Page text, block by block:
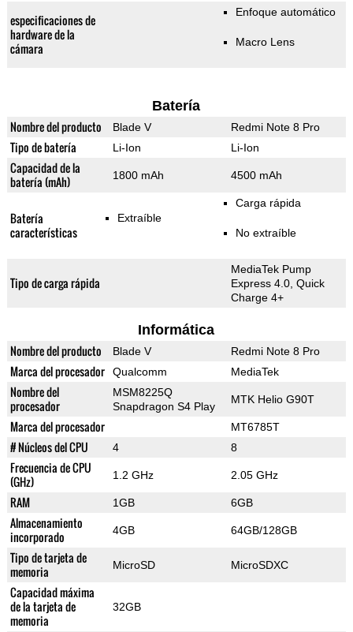
especificaciones de
hardware de la
cámara
Enfoque automático
Macro Lens
Batería
Nombre del producto Blade V Redmi Note 8 Pro
Tipo de batería Li-Ion Li-Ion
Capacidad de la
batería (mAh)
1800 mAh 4500 mAh
Batería
características
Extraíble
Carga rápida
No extraíble
Tipo de carga rápida
MediaTek Pump
Express 4.0, Quick
Charge 4+
Informática
Nombre del producto Blade V Redmi Note 8 Pro
Marca del procesador Qualcomm MediaTek
Nombre del
procesador
MSM8225Q
Snapdragon S4 Play
MTK Helio G90T
Marca del procesador MT6785T
# Núcleos del CPU 4 8
Frecuencia de CPU
(GHz)
1.2 GHz 2.05 GHz
RAM 1GB 6GB
Almacenamiento
incorporado
4GB 64GB/128GB
Tipo de tarjeta de
memoria
MicroSD MicroSDXC
Capacidad máxima
de la tarjeta de
memoria
32GB